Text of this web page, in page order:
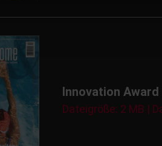
Innovation Award
Dateigröße: 2 MB |